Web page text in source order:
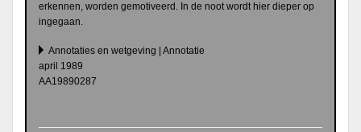
erkennen, worden gemotiveerd. In de noot wordt hier dieper op
ingegaan.
Annotaties en wetgeving | Annotatie
april 1989
AA19890287